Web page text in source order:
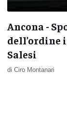
Ancona -
dell’ordine
Salesi
di Ciro Montanari